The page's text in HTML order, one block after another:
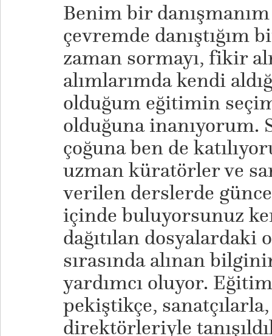
Benim bir
çevremde danıştığım
zaman sormayı, fikir
alımlarımda kendi
olduğum eğitimin
olduğuna inanıyorum.
çoğuna ben de
uzman küratörler ve
verilen derslerde
içinde buluyorsunuz
dağıtılan dosyalardaki
sırasında alınan
yardımcı oluyor.
pekiştikçe,
direktörleriyle